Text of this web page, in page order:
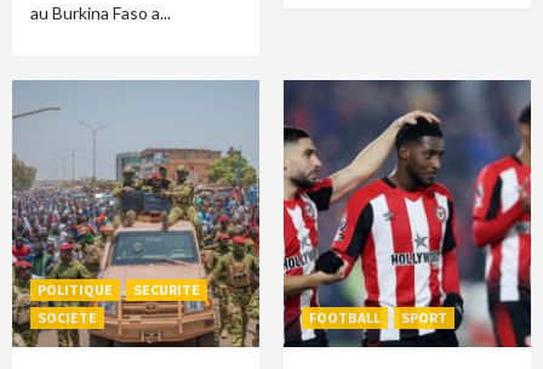
au Burkina Faso a...
POLITIQUE
SECURITE
SOCIETE
FOOTBALL SPORT